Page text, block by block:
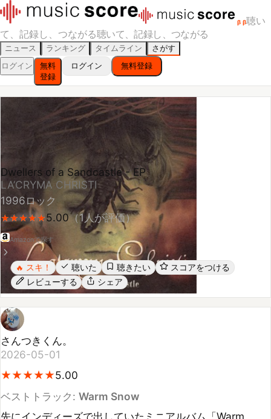
β β聴い
て、記録し、つながる聴いて、記録し、つながる
ニュース ランキング タイムライン
さがす
ログイン
無料
登録
ログイン 無料登録
Dwellers of a Sandcastle - EP
LA’CRYMA CHRISTI
1996 ロック
★
★★
★★
★★
★★
★5.00 （1人が評価）
Amazonで探す
🔥 スキ！ 聴いた 聴きたい
スコアをつける
レビューする
シェア
さんつきくん。
2026-05-01
★
★ ★
★ ★
★ ★
★ ★
★ 5.00
Snow」をレコーディングし直し、発売したもの。個人的
にはこちらの「Dwellers of a Sandcastle」の方が好み。